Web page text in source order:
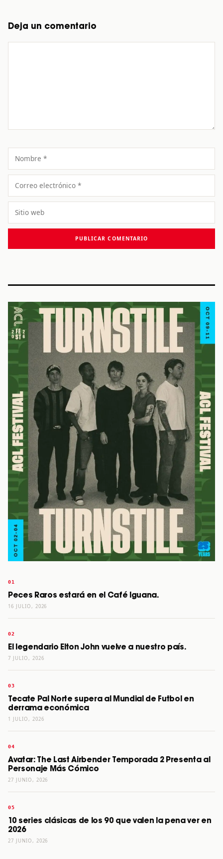
Deja un comentario
Nombre
Correo
electrónico
Sitio
web
Peces Raros estará en el Café Iguana.
16 JULIO, 2026
El legendario Elton John vuelve a nuestro país.
7 JULIO, 2026
Tecate Pal Norte supera al Mundial de Futbol en
derrama económica
1 JULIO, 2026
Avatar: The Last Airbender Temporada 2 Presenta al
Personaje Más Cómico
27 JUNIO, 2026
10 series clásicas de los 90 que valen la pena ver en
2026
27 JUNIO, 2026